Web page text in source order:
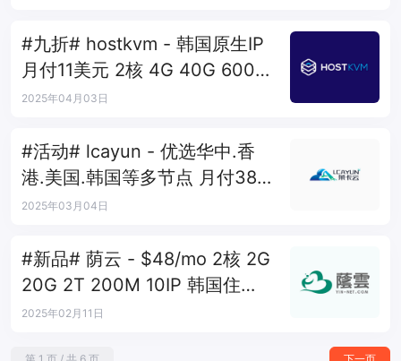
#九折# hostkvm - 韩国原生IP
月付11美元 2核 4G 40G 600G
50Mbps
2025年04月03日
#活动# lcayun - 优选华中.香
港.美国.韩国等多节点 月付38
元~58元
2025年03月04日
#新品# 荫云 - $48/mo 2核 2G
20G 2T 200M 10IP 韩国住宅
双ISP
2025年02月11日